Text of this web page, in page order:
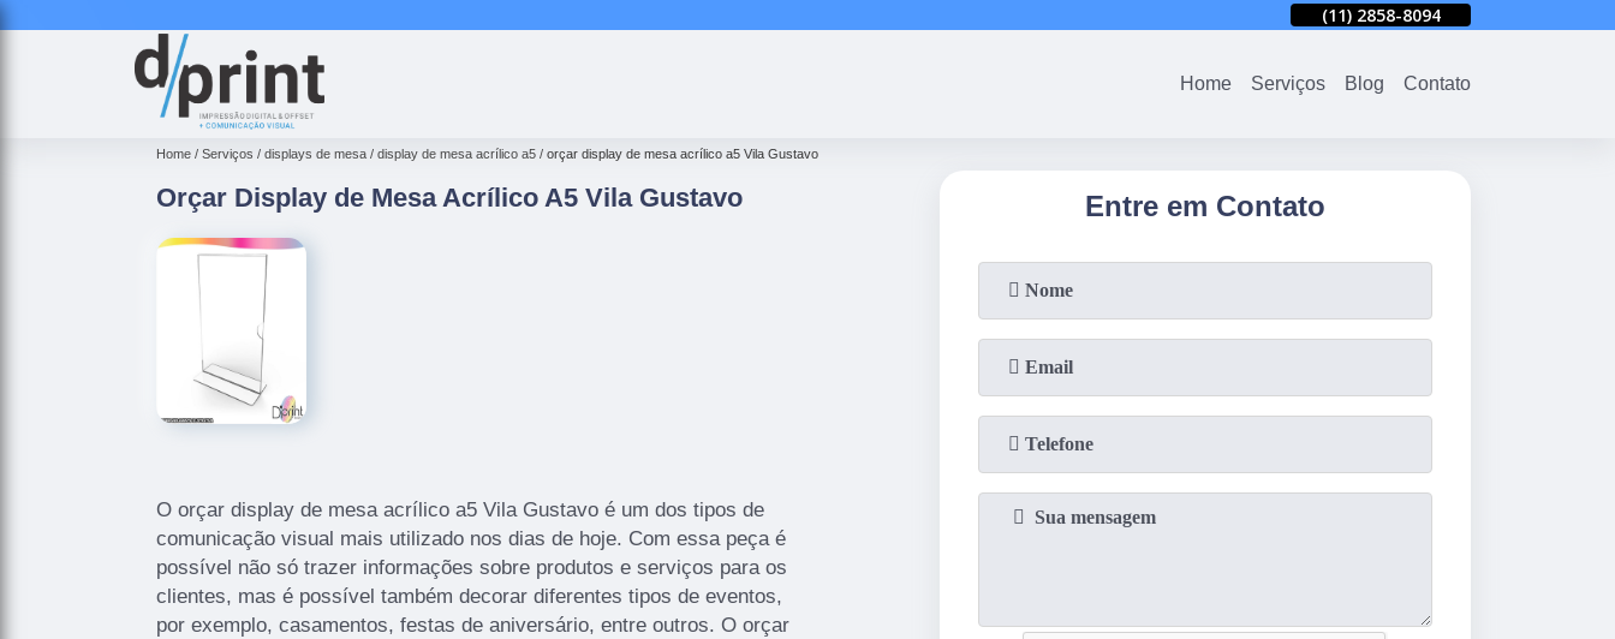
(11) 2858-8094
Home Serviços Blog Contato
Home Serviços displays de mesa display de mesa acrílico a5 orçar display de mesa acrílico a5 Vila Gustavo
Orçar Display de Mesa Acrílico A5 Vila Gustavo
O orçar display de mesa acrílico a5 Vila Gustavo é um dos tipos de
comunicação visual mais utilizado nos dias de hoje. Com essa peça é
possível não só trazer informações sobre produtos e serviços para os
clientes, mas é possível também decorar diferentes tipos de eventos,
por exemplo, casamentos, festas de aniversário, entre outros. O orçar
Entre em Contato